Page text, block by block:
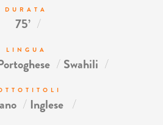
DURATA
75’ /
LINGUA
/ Swahili /
/ Inglese /